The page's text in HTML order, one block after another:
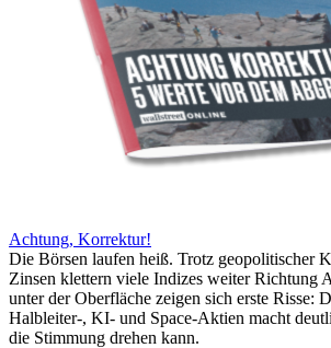
Achtung, Korrektur!
Die Börsen laufen heiß. Trotz geopolitischer
Zinsen klettern viele Indizes weiter Richtung
unter der Oberfläche zeigen sich erste Risse:
Halbleiter-, KI- und Space-Aktien macht
die Stimmung drehen kann.